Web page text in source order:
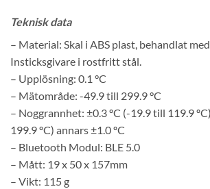
Teknisk data
– Material: Skal i ABS plast, behandlat
Insticksgivare i rostfritt stål.
– Upplösning: 0.1 °C
– Mätområde: -49.9 till 299.9 °C
– Noggrannhet: ±0.3 ºC (-19.9 till 119.9
199.9 ºC) annars ±1.0 ºC
– Bluetooth Modul: BLE 5.0
– Mått: 19 x 50 x 157mm
– Vikt: 115 g